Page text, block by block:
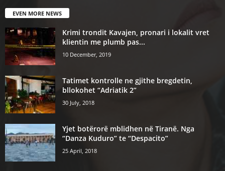
EVEN MORE NEWS
Krimi trondit Kavajen, pronari i lokalit vret
klientin me plumb pas...
10 December, 2019
Tatimet kontrolle ne gjithe bregdetin,
bllokohet “Adriatik 2”
30 July, 2018
Yjet botërorë mblidhen në Tiranë. Nga
“Danza Kuduro” te “Despacito”
25 April, 2018